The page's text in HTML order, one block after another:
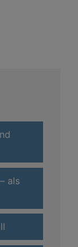
als